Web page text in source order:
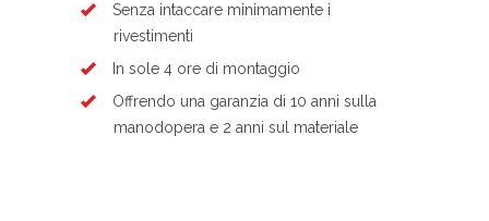
Senza intaccare minimamente i
rivestimenti
In sole 4 ore di montaggio
Offrendo una garanzia di 10 anni sulla
manodopera e 2 anni sul materiale